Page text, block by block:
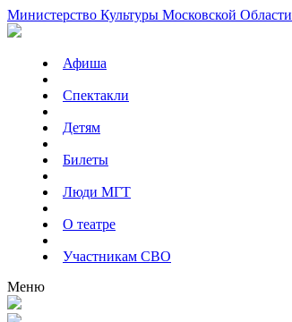
Министерство Культуры Московской Области
Афиша
Спектакли
Детям
Билеты
Люди МГТ
О театре
Участникам СВО
Меню